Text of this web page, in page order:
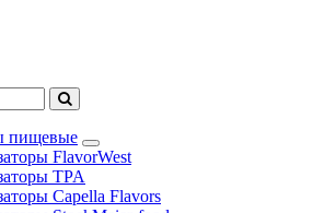
пищевые
FlavorWest
TPA
Capella Flavors